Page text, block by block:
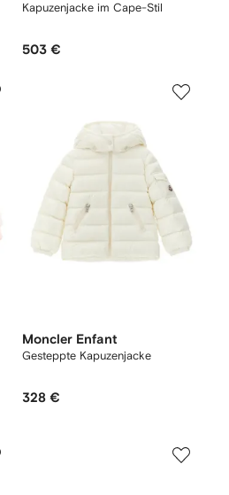
Kapuzenjacke im Cape-Stil
503 €
Moncler Enfant
Gesteppte Kapuzenjacke
328 €